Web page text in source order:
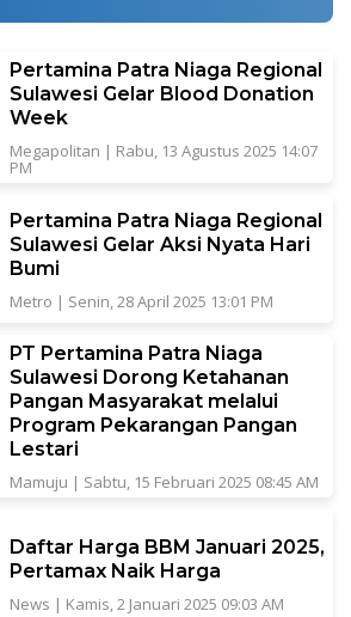
Pertamina Patra Niaga Regional
Sulawesi Gelar Blood Donation
Week
Megapolitan | Rabu, 13 Agustus 2025 14:07
PM
Pertamina Patra Niaga Regional
Sulawesi Gelar Aksi Nyata Hari
Bumi
Metro | Senin, 28 April 2025 13:01 PM
PT Pertamina Patra Niaga
Sulawesi Dorong Ketahanan
Pangan Masyarakat melalui
Program Pekarangan Pangan
Lestari
Mamuju | Sabtu, 15 Februari 2025 08:45 AM
Daftar Harga BBM Januari 2025,
Pertamax Naik Harga
News | Kamis, 2 Januari 2025 09:03 AM